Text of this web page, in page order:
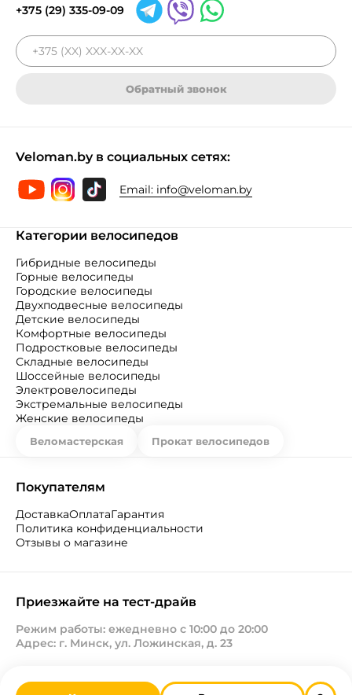
+375 (29) 335-09-09
Обратный звонок
Veloman.by в социальных сетях:
Email: info@veloman.by
Категории велосипедов
Гибридные велосипеды
Горные велосипеды
Городские велосипеды
Двухподвесные велосипеды
Детские велосипеды
Комфортные велосипеды
Подростковые велосипеды
Складные велосипеды
Шоссейные велосипеды
Электровелосипеды
Экстремальные велосипеды
Женские велосипеды
Веломастерская Прокат велосипедов
Покупателям
ДоставкаОплатаГарантия
Политика конфиденциальности
Отзывы о магазине
Приезжайте на тест-драйв
Режим работы: ежедневно с 10:00 до 20:00
Адрес: г. Минск, ул. Ложинская, д. 23